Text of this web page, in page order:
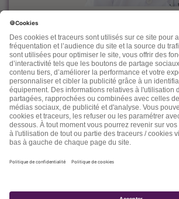
Le docteur Dominique Rueff, diplômé
Cancérologie, est, depuis des années un
de la prévention et de l'accompagnement
environnemental des maladies liées à l'âge.
Désireux de découvrir d'autres
mesurer les effets, il n'hésite pas à s'ouvrir
connaissances comme la médecine
la phytothérapie et quelques autres. Dans
nous fait partager son expérience, ses
espoirs et parfois ses doutes.